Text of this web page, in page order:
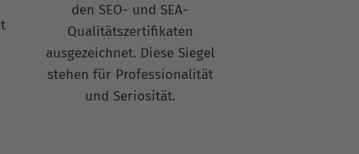
den SEO- und SEA-
Qualitätszertifikaten
ausgezeichnet. Diese Siegel
stehen für Professionalität
und Seriosität.